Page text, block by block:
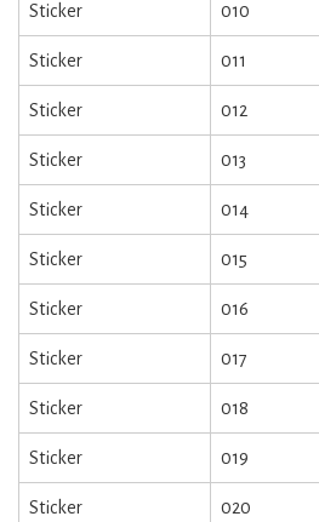
Sticker 010
Sticker 011
Sticker 012
Sticker 013
Sticker 014
Sticker 015
Sticker 016
Sticker 017
Sticker 018
Sticker 019
Sticker 020